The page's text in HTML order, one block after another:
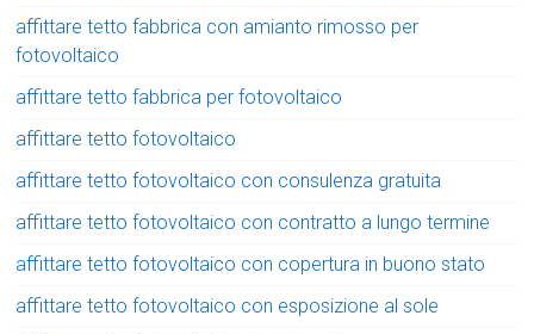
affittare tetto fabbrica con amianto rimosso per
fotovoltaico
affittare tetto fabbrica per fotovoltaico
affittare tetto fotovoltaico
affittare tetto fotovoltaico con consulenza gratuita
affittare tetto fotovoltaico con contratto a lungo termine
affittare tetto fotovoltaico con copertura in buono stato
affittare tetto fotovoltaico con esposizione al sole